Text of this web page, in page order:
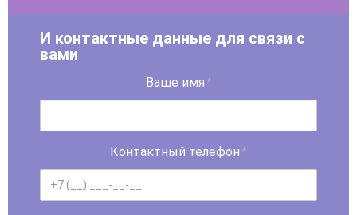
И контактные данные для связи с
вами
Ваше имя *
Контактный телефон *